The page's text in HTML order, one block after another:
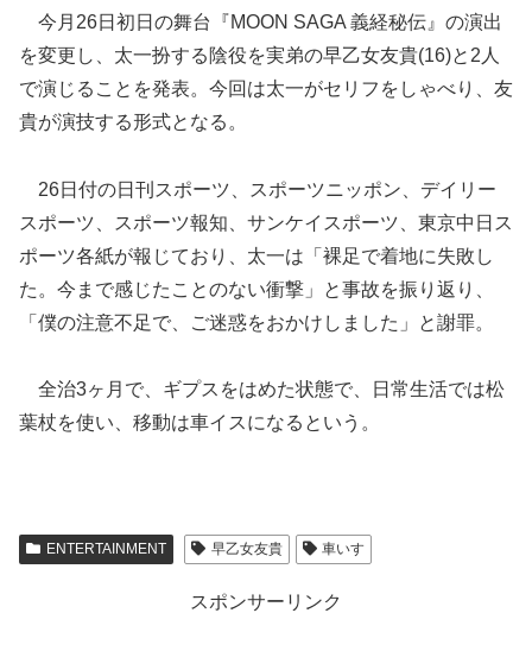
今月26日初日の舞台『MOON SAGA 義経秘伝』の演出
を変更し、太一扮する陰役を実弟の早乙女友貴(16)と2人
で演じることを発表。今回は太一がセリフをしゃべり、 友
貴が演技する形式となる。
26日付の日刊スポーツ、スポーツニッポン、デイリー
スポーツ、スポーツ報知、サンケイスポーツ、東京中日ス
ポーツ各紙が報じており、太一は「裸足で着地に失敗し
た。今まで感じたことのない衝撃」と事故を振り返り、
「僕の注意不足で、ご迷惑をおかけしました」と謝罪。
全治3ヶ月で、ギプスをはめた状態で、日常生活では松
葉杖を使い、移動は車イスになるという。
ENTERTAINMENT 早乙女友貴 車いす
スポンサーリンク